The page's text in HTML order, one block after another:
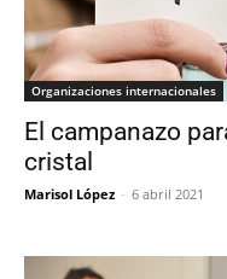
Organizaciones internacionales
El campanazo
cristal
Marisol López - 6 abril 2021